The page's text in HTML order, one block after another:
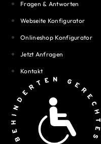
Fragen & Antworten
Webseite Konfigurator
Onlineshop Konfigurator
Jetzt Anfragen
Kontakt